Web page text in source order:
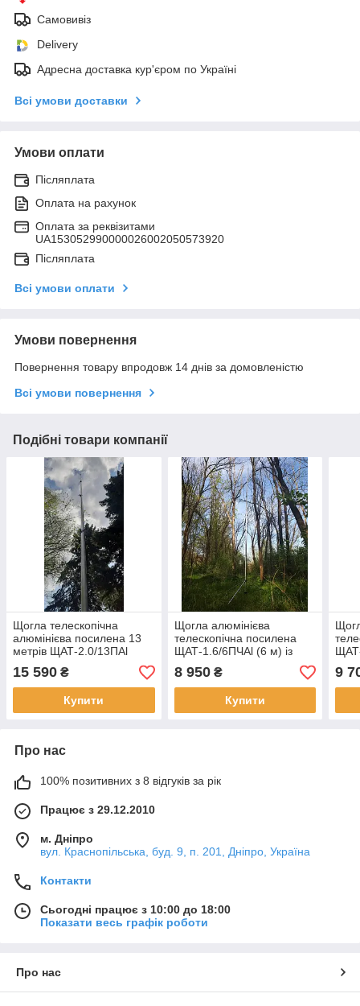
Самовивіз
Delivery
Адресна доставка кур'єром по Україні
Всі умови доставки
Умови оплати
Післяплата
Оплата на рахунок
Оплата за реквізитами
UA153052990000026002050573920
Післяплата
Всі умови оплати
Умови повернення
Повернення товару впродовж 14 днів за домовленістю
Всі умови повернення
Подібні товари компанії
Щогла телескопічна
алюмінієва посилена 13
метрів ЩАТ-2.0/13ПAl
(13,2 м)
15 590 ₴
Купити
Щогла алюмінієва
телескопічна посилена
ЩАТ-1.6/6ПЧAl (6 м) із
сумкою-чохлом
8 950₴
Купити
9
Про нас
100% позитивних з 8 відгуків за рік
Працює з 29.12.2010
м. Дніпро
вул. Краснопільська, буд. 9, п. 201, Дніпро, Україна
Контакти
Сьогодні працює з 10:00 до 18:00
Показати весь графік роботи
Про нас